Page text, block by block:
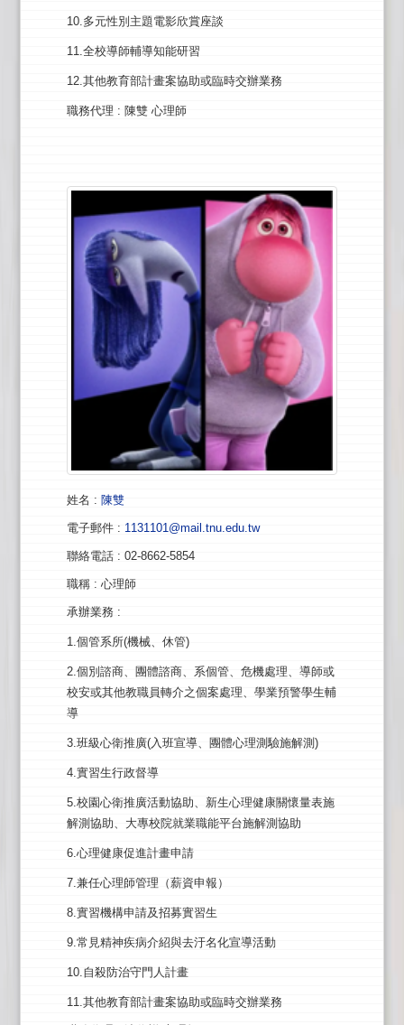
10.多元性別主題電影欣賞座談
11.全校導師輔導知能研習
12.其他教育部計畫案協助或臨時交辦業務
職務代理 : 陳雙 心理師
姓名 :陳雙
電子郵件 : 1131101@mail.tnu.edu.tw
聯絡電話 : 02-8662-5854
職稱 : 心理師
承辦業務 :
1.個管系所(機械、休管)
2.個別諮商、團體諮商、系個管、危機處理、導師或
校安或其他教職員轉介之個案處理、學業預警學生輔
導
3.班級心衛推廣(入班宣導、團體心理測驗施解測)
4.實習生行政督導
5.校園心衛推廣活動協助、新生心理健康關懷量表施
解測協助、大專校院就業職能平台施解測協助
6.心理健康促進計畫申請
7.兼任心理師管理（薪資申報）
8.實習機構申請及招募實習生
9.常見精神疾病介紹與去汙名化宣導活動
10.自殺防治守門人計畫
11.其他教育部計畫案協助或臨時交辦業務